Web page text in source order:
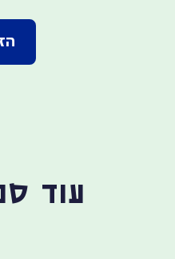
עוד